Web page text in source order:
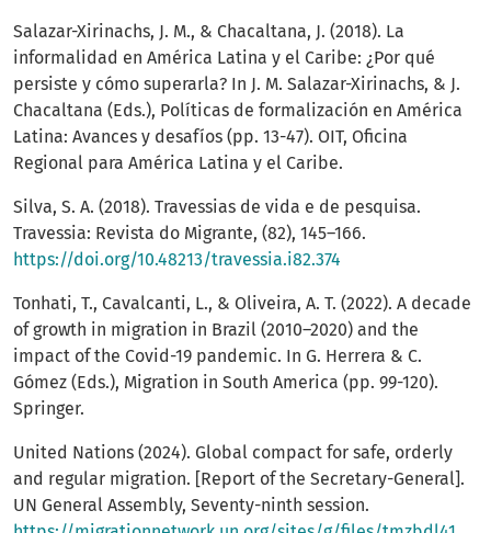
Salazar-Xirinachs, J. M., & Chacaltana, J. (2018). La
informalidad en América Latina y el Caribe: ¿Por qué
persiste y cómo superarla? In J. M. Salazar-Xirinachs, & J.
Chacaltana (Eds.), Políticas de formalización en América
Latina: Avances y desafíos (pp. 13-47). OIT, Oficina
Regional para América Latina y el Caribe.
Silva, S. A. (2018). Travessias de vida e de pesquisa.
Travessia: Revista do Migrante, (82), 145–166.
https://doi.org/10.48213/travessia.i82.374
Tonhati, T., Cavalcanti, L., & Oliveira, A. T. (2022). A decade
of growth in migration in Brazil (2010–2020) and the
impact of the Covid-19 pandemic. In G. Herrera & C.
Gómez (Eds.), Migration in South America (pp. 99-120).
Springer.
United Nations (2024). Global compact for safe, orderly
and regular migration. [Report of the Secretary-General].
UN General Assembly, Seventy-ninth session.